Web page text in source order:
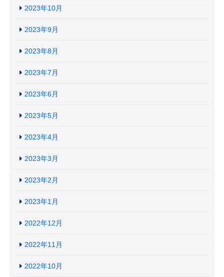
2023年10月
2023年9月
2023年8月
2023年7月
2023年6月
2023年5月
2023年4月
2023年3月
2023年2月
2023年1月
2022年12月
2022年11月
2022年10月